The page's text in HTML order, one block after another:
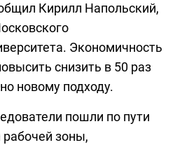
Кирилл Напольский,
Экономичность
снизить в 50 раз
новому подходу.
пошли по пути
зоны,